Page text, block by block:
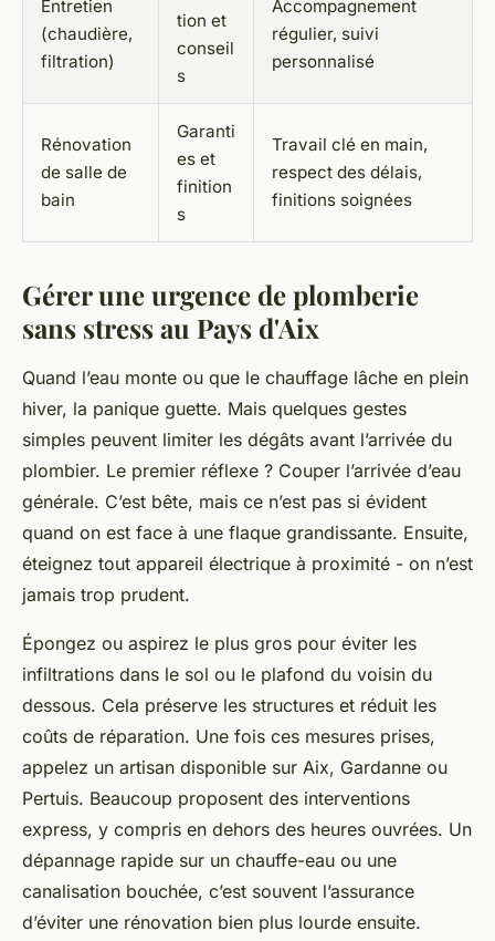
Entretien
(chaudière,
filtration)
tion et
conseil
s
Accompagnement
régulier, suivi
personnalisé
Rénovation
de salle de
bain
Garanti
es et
finition
s
Travail clé en main,
respect des délais,
finitions soignées
Gérer une urgence de plomberie
sans stress au Pays d'Aix
Quand l’eau monte ou que le chauffage lâche en plein
hiver, la panique guette. Mais quelques gestes
simples peuvent limiter les dégâts avant l’arrivée du
plombier. Le premier réflexe ? Couper l’arrivée d’eau
générale. C’est bête, mais ce n’est pas si évident
quand on est face à une flaque grandissante. Ensuite,
éteignez tout appareil électrique à proximité - on n’est
jamais trop prudent.
Épongez ou aspirez le plus gros pour éviter les
infiltrations dans le sol ou le plafond du voisin du
dessous. Cela préserve les structures et réduit les
coûts de réparation. Une fois ces mesures prises,
appelez un artisan disponible sur Aix, Gardanne ou
Pertuis. Beaucoup proposent des interventions
express, y compris en dehors des heures ouvrées. Un
dépannage rapide sur un chauffe-eau ou une
canalisation bouchée, c’est souvent l’assurance
d’éviter une rénovation bien plus lourde ensuite.